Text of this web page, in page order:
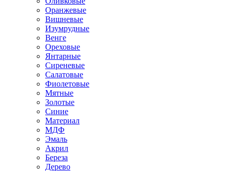
Оранжевые
Вишневые
Изумрудные
Венге
Ореховые
Янтарные
Сиреневые
Салатовые
Фиолетовые
Мятные
Золотые
Синие
Материал
МДФ
Эмаль
Акрил
Береза
Дерево